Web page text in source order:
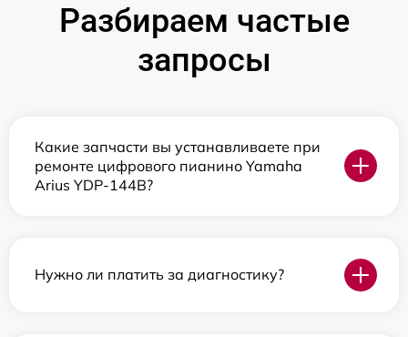
Разбираем частые
запросы
Какие запчасти вы устанавливаете при
ремонте цифрового пианино Yamaha
Arius YDP-144B?
Нужно ли платить за диагностику?